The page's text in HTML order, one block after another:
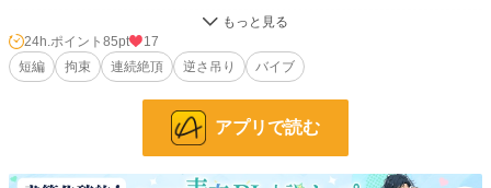
2,583 位 / 31,395 件
お気に入り 22
更新日時 2020.02.04 19:55
24h.ポイント 85pt
17
短編
拘束 連続絶頂 逆さ吊り バイブ
アプリで読む